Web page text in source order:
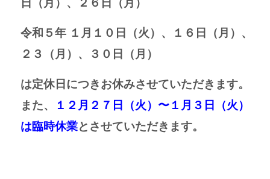
日（月）、２６日（月）
令和５年 １月１０日（火）、１６ 日（月）、
２３（月）、３０日（月）
は定休日につきお休みさせていただきます。
また、
１２月２７日（火）〜１月３日（火）
は臨時休業とさせていただきます。